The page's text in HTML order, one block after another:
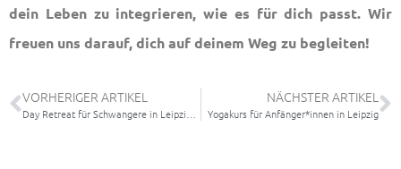
dein Leben zu integrieren, wie es für dich passt. Wir
freuen uns darauf, dich auf deinem Weg zu begleiten!
VORHERIGER ARTIKEL
Day Retreat für Schwangere in Leipzig – Inner Guidance
NÄCHSTER ARTIKEL
Yogakurs für Anfänger*innen in Leipzig